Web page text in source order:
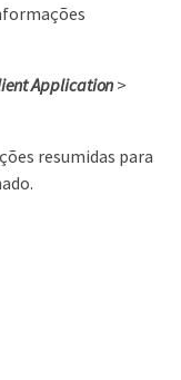
Application>
resumidas para